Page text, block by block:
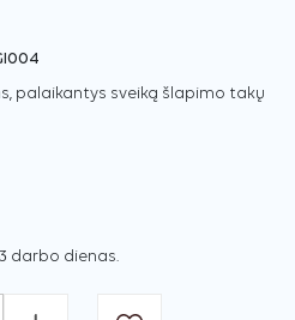
palaikantys sveiką šlapimo takų
darbo dienas.